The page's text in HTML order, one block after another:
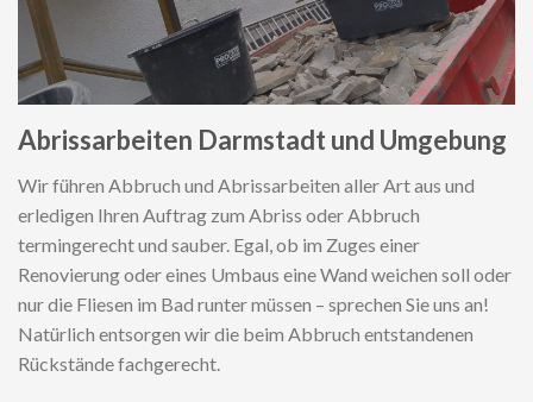
Abrissarbeiten Darmstadt und Umgebung
Wir führen Abbruch und Abrissarbeiten aller Art aus und
erledigen Ihren Auftrag zum Abriss oder Abbruch
termingerecht und sauber. Egal, ob im Zuges einer
Renovierung oder eines Umbaus eine Wand weichen soll oder
nur die Fliesen im Bad runter müssen – sprechen Sie uns an!
Natürlich entsorgen wir die beim Abbruch entstandenen
Rückstände fachgerecht.